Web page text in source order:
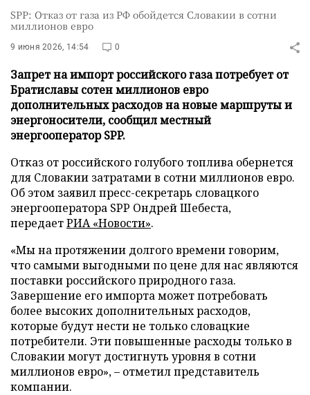
SPP: Отказ от газа из РФ обойдется Словакии в сотни
миллионов евро
9 июня 2026, 14:54 0
Запрет на импорт российского газа потребует от
Братиславы сотен миллионов евро
дополнительных расходов на новые маршруты и
энергоносители, сообщил местный
энергооператор SPP.
Отказ от российского голубого топлива обернется
для Словакии затратами в сотни миллионов евро.
Об этом заявил пресс-секретарь словацкого
энергооператора SPP Ондрей Шебеста,
передаетРИА «Новости».
«Мы на протяжении долгого времени говорим,
что самыми выгодными по цене для нас являются
поставки российского природного газа.
Завершение его импорта может потребовать
более высоких дополнительных расходов,
которые будут нести не только словацкие
потребители. Эти повышенные расходы только в
Словакии могут достигнуть уровня в сотни
миллионов евро», – отметил представитель
компании.